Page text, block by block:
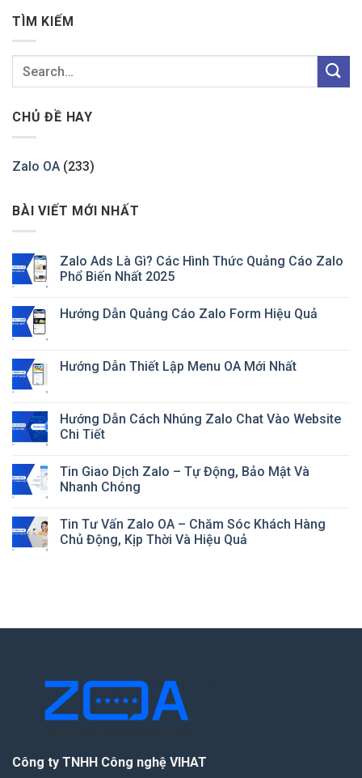
TÌM KIẾM
CHỦ ĐỀ HAY
Zalo OA (233)
BÀI VIẾT MỚI NHẤT
Zalo Ads Là Gì? Các Hình Thức Quảng Cáo Zalo
Phổ Biến Nhất 2025
Hướng Dẫn Quảng Cáo Zalo Form Hiệu Quả
Hướng Dẫn Thiết Lập Menu OA Mới Nhất
Hướng Dẫn Cách Nhúng Zalo Chat Vào Website
Chi Tiết
Tin Giao Dịch Zalo – Tự Động, Bảo Mật Và
Nhanh Chóng
Tin Tư Vấn Zalo OA – Chăm Sóc Khách Hàng
Chủ Động, Kịp Thời Và Hiệu Quả
Công ty TNHH Công nghệ VIHAT